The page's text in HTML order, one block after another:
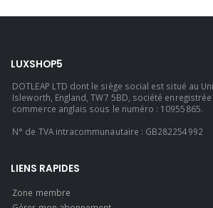
LUXSHOP5
DOTLEAP LTD dont le siège social est situé au
Isleworth, England, TW7 5BD, société
commerce anglais sous le numéro : 10955865.
N° de TVA intracommunautaire : GB282254992
LIENS RAPIDES
Zone membre